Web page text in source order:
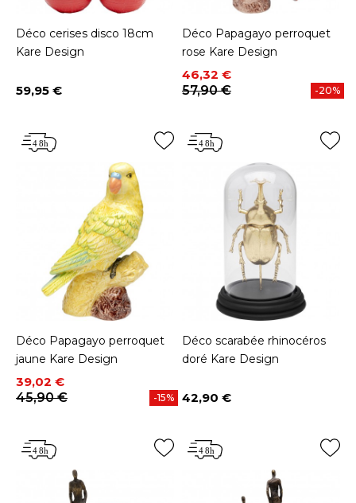
Déco cerises disco 18cm
Kare Design
Prix
59,95 €
Déco Papagayo perroquet
rose Kare Design
Prix
46,32 €
Prix de base
57,90 €
-20%
Déco Papagayo perroquet
jaune Kare Design
Prix
39,02 €
Prix de base
45,90 €
-15%
Déco scarabée rhinocéros
doré Kare Design
Prix
42,90 €